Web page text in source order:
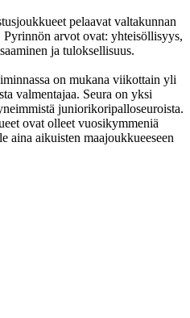
pelaavat valtakunnan
arvot ovat: yhteisöl­lisyys,
ja tulok­sellisuus.
on mukana viikottain yli
valmen­tajaa. Seura on yksi
juni­ori­kori­pallo­seuroista.
ovat olleet vuosi­kymmeniä
aina aikuisten maa­joukkueeseen